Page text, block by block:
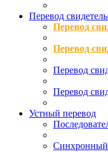
Перевод
Перевод
Перевод
Перевод
Перевод
Устный перевод
Синхронный